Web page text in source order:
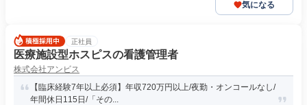
気になる
正社員
医療施設型ホスピスの看護管理者
株式会社アンビス
【臨床経験7年以上必須】年収720万円以上/夜勤・オンコールなし/
年間休日115日/「その...